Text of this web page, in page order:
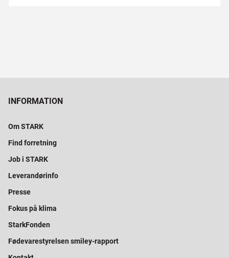
INFORMATION
Om STARK
Find forretning
Job i STARK
Leverandørinfo
Presse
Fokus på klima
StarkFonden
Fødevarestyrelsen smiley-rapport